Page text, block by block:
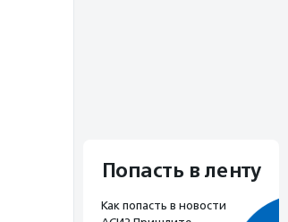
Попасть в ленту
Как попасть в новости